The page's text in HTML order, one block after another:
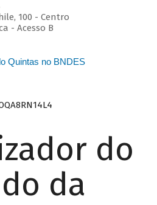
100 - Centro
- Acesso B
Quintas no BNDES
do
da